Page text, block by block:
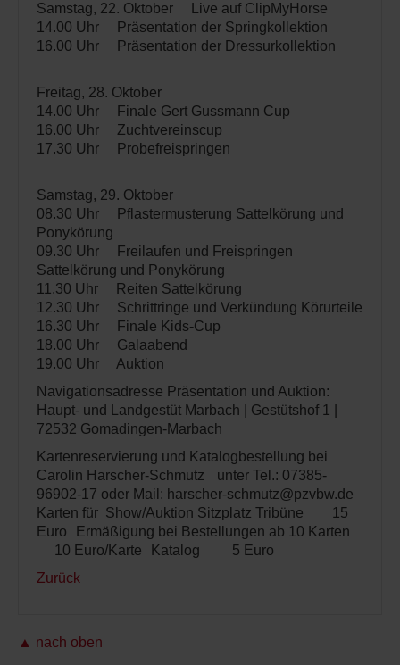
Samstag, 22. Oktober Live auf ClipMyHorse
14.00 Uhr Präsentation der Springkollektion
16.00 Uhr Präsentation der Dressurkollektion
Freitag, 28. Oktober
14.00 Uhr Finale Gert Gussmann Cup
16.00 Uhr Zuchtvereinscup
17.30 Uhr Probefreispringen
Samstag, 29. Oktober
08.30 Uhr Pflastermusterung Sattelkörung und
Ponykörung
09.30 Uhr Freilaufen und Freispringen
Sattelkörung und Ponykörung
11.30 Uhr Reiten Sattelkörung
12.30 Uhr Schrittringe und Verkündung Körurteile
16.30 Uhr Finale Kids-Cup
18.00 Uhr Galaabend
19.00 Uhr Auktion
Navigationsadresse Präsentation und Auktion:
Haupt- und Landgestüt Marbach | Gestütshof 1 |
72532 Gomadingen-Marbach
Kartenreservierung und Katalogbestellung bei
Carolin Harscher-Schmutz unter Tel.: 07385-
96902-17 oder Mail: harscher-schmutz@pzvbw.de
Karten für Show/Auktion Sitzplatz Tribüne 15
Euro Ermäßigung bei Bestellungen ab 10 Karten
10 Euro/Karte Katalog 5 Euro
Zurück
▲ nach oben